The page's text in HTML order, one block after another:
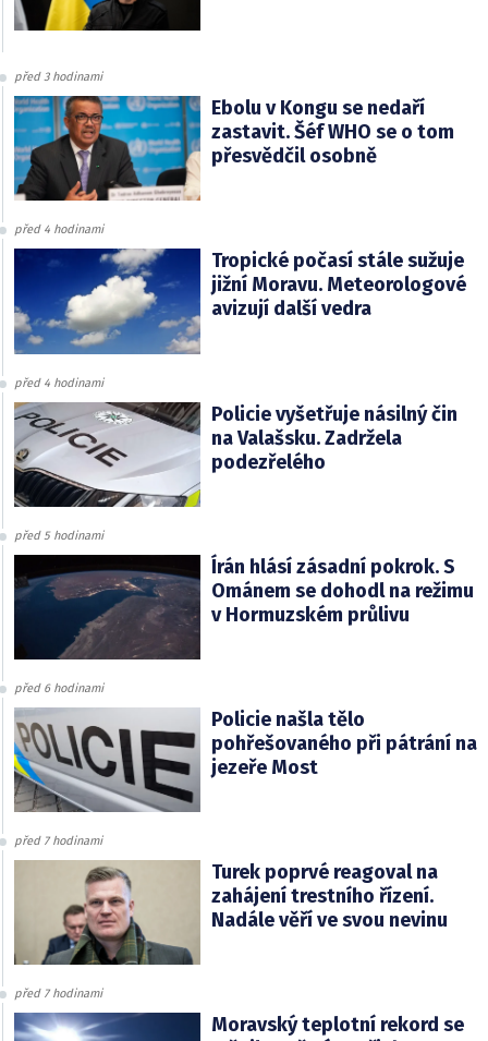
před 3 hodinami
Ebolu v Kongu se nedaří
zastavit. Šéf WHO se o tom
přesvědčil osobně
před 4 hodinami
Tropické počasí stále sužuje
jižní Moravu. Meteorologové
avizují další vedra
před 4 hodinami
Policie vyšetřuje násilný čin
na Valašsku. Zadržela
podezřelého
před 5 hodinami
Írán hlásí zásadní pokrok. S
Ománem se dohodl na režimu
v Hormuzském průlivu
před 6 hodinami
Policie našla tělo
pohřešovaného při pátrání na
jezeře Most
před 7 hodinami
Turek poprvé reagoval na
zahájení trestního řízení.
Nadále věří ve svou nevinu
před 7 hodinami
Moravský teplotní rekord se